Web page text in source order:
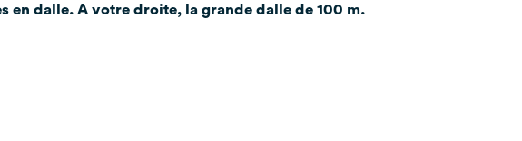
en dalle. A votre droite, la grande dalle de 100 m.